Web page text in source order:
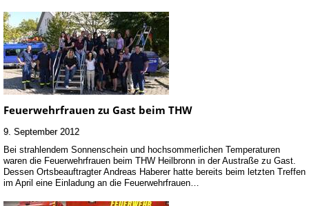
Feuerwehrfrauen zu Gast beim THW
9. September 2012
Bei strahlendem Sonnenschein und hochsommerlichen Temperaturen
waren die Feuerwehrfrauen beim THW Heilbronn in der Austraße zu Gast.
Dessen Ortsbeauftragter Andreas Haberer hatte bereits beim letzten Treffen
im April eine Einladung an die Feuerwehrfrauen…